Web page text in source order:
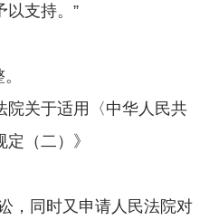
以支持。”
关于适用〈中华人民共
（二）》
同时又申请人民法院对